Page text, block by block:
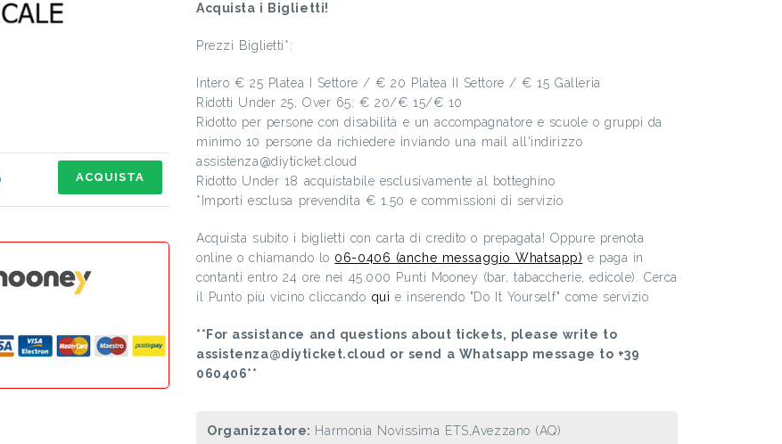
ACQUISTA
Acquista i Biglietti!
Prezzi Biglietti*:
Intero € 25 Platea I Settore / € 20 Platea II Settore / € 15 Galleria
Ridotti Under 25, Over 65: € 20/€ 15/€ 10
Ridotto per persone con disabilità e un accompagnatore e scuole o gruppi da
minimo 10 persone da richiedere inviando una mail all'indirizzo
assistenza@diyticket.cloud
Ridotto Under 18 acquistabile esclusivamente al botteghino
*Importi esclusa prevendita € 1.50 e commissioni di servizio
Acquista subito i biglietti con carta di credito o prepagata! Oppure prenota
online o chiamando lo 06-0406 (anche messaggio Whatsapp) e paga in
contanti entro 24 ore nei 45.000 Punti Mooney (bar, tabaccherie, edicole). Cerca
il Punto più vicino cliccando qui e inserendo "Do It Yourself" come servizio
**For assistance and questions about tickets, please write to
assistenza@diyticket.cloud or send a Whatsapp message to +39
060406**
Organizzatore: Harmonia Novissima ETS,Avezzano (AQ)